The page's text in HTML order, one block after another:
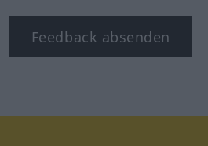
Feedback absenden